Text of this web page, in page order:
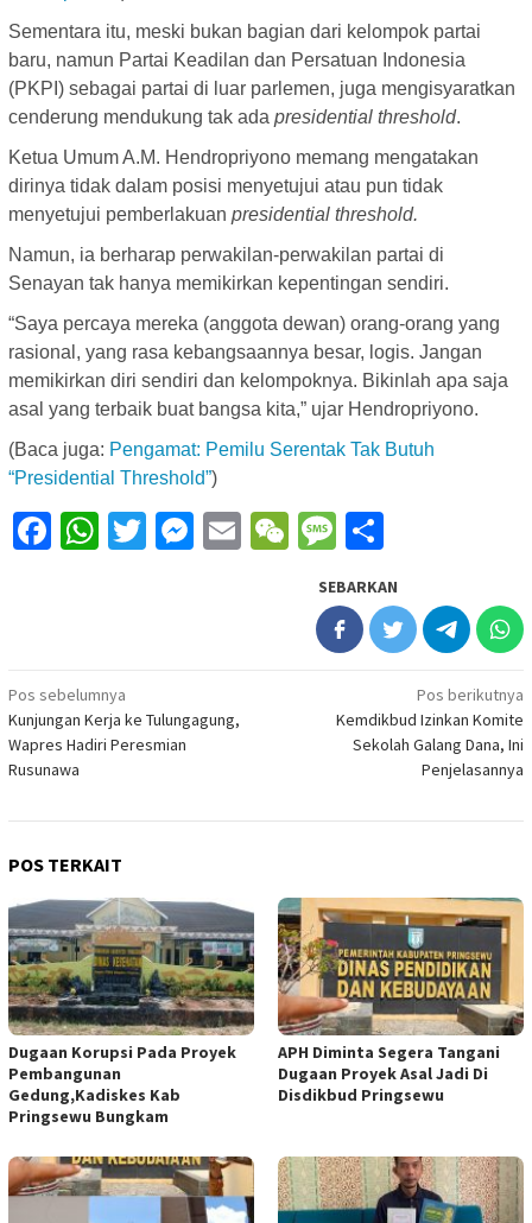
Sementara itu, meski bukan bagian dari kelompok partai
baru, namun Partai Keadilan dan Persatuan Indonesia
(PKPI) sebagai partai di luar parlemen, juga mengisyaratkan
cenderung mendukung tak ada presidential threshold.
Ketua Umum A.M. Hendropriyono memang mengatakan
dirinya tidak dalam posisi menyetujui atau pun tidak
menyetujui pemberlakuan presidential threshold.
Namun, ia berharap perwakilan-perwakilan partai di
Senayan tak hanya memikirkan kepentingan sendiri.
“Saya percaya mereka (anggota dewan) orang-orang yang
rasional, yang rasa kebangsaannya besar, logis. Jangan
memikirkan diri sendiri dan kelompoknya. Bikinlah apa saja
asal yang terbaik buat bangsa kita,” ujar Hendropriyono.
(Baca juga: Pengamat: Pemilu Serentak Tak Butuh
“Presidential Threshold”)
Facebook
WhatsApp
Twitter
Messenger
EmailWeChatMessage
SEBARKAN
Navigasi
pos
Pos sebelumnya
Kunjungan Kerja ke Tulungagung,
Wapres Hadiri Peresmian
Rusunawa
Pos berikutnya
Kemdikbud Izinkan Komite
Sekolah Galang Dana, Ini
Penjelasannya
POS TERKAIT
Dugaan Korupsi Pada Proyek
Pembangunan
Gedung,Kadiskes Kab
Pringsewu Bungkam
APH Diminta Segera Tangani
Dugaan Proyek Asal Jadi Di
Disdikbud Pringsewu